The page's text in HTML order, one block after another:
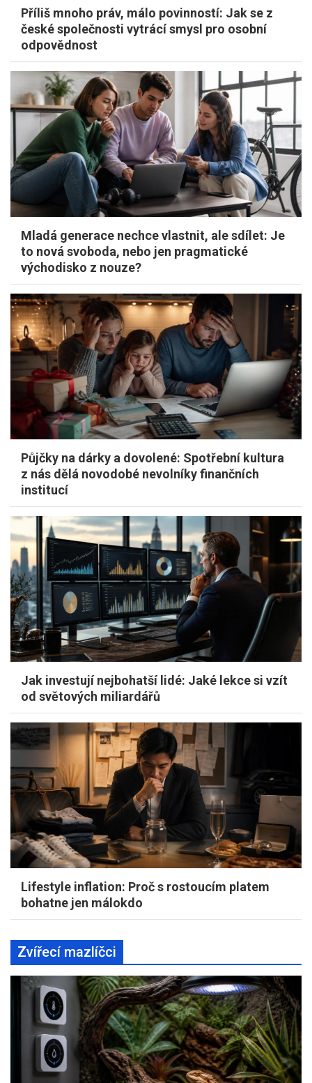
Příliš mnoho práv, málo povinností: Jak se z
české společnosti vytrácí smysl pro osobní
odpovědnost
Mladá generace nechce vlastnit, ale sdílet: Je
to nová svoboda, nebo jen pragmatické
východisko z nouze?
Půjčky na dárky a dovolené: Spotřební kultura
z nás dělá novodobé nevolníky finančních
institucí
Jak investují nejbohatší lidé: Jaké lekce si vzít
od světových miliardářů
Lifestyle inflation: Proč s rostoucím platem
bohatne jen málokdo
Zvířecí mazlíčci